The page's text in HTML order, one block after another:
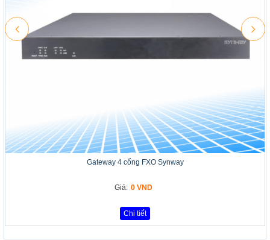
Gateway 4 cổng FXO Synway
Giá: 0 VND
Chi tiết